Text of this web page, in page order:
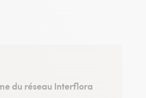
du réseau Interflora